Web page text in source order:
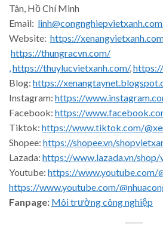
Tân, Hồ Chí Minh
Email:
Website: https://
https://thungracvn.com/
,https://thuylucvietxanh.com/,
Blog: https://
Instagram: https://
Facebook: https://
Tiktok: https://www.tiktok.com/
Shopee: https://shopee.vn/
Lazada: https://www.lazada.vn/shop/
Youtube: https://www.youtube.com/
https://www.youtube.com/
Fanpage: Môi trường công nghiệp